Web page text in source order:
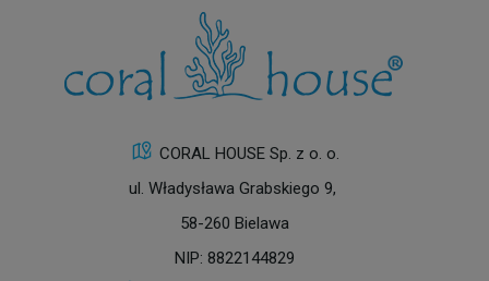
CORAL HOUSE Sp. z o. o.
ul. Władysława Grabskiego 9,
58-260 Bielawa
NIP: 8822144829